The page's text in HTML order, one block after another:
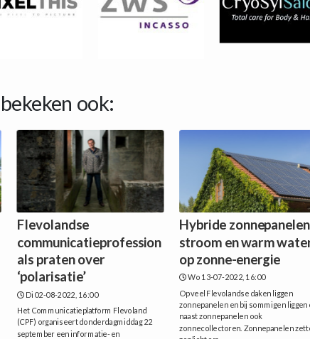
ook:
Flevolandse
communicatieprofession
als praten over
‘polarisatie’
Di 02-08-2022, 16:00
Het Communicatieplatform Flevoland
(CPF) organiseert donderdagmiddag 22
september een informatie- en
Hybride
stroom en warm
op zonne-energie
Wo 13-07-2022, 16:00
Op veel Flevolandse daken liggen
zonnepanelen en bij sommigen liggen
naast zonnepanelen ook
zonnecollectoren. Zonnepanelen